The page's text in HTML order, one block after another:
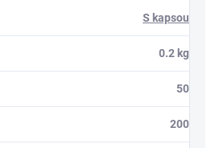
S kapsou
0.2 kg
50
200